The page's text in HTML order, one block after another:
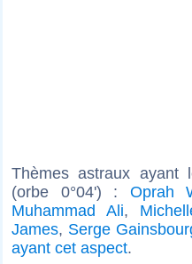
Thèmes astraux ayant
(orbe 0°04') : Oprah
Muhammad Ali,
James, Serge
ayant cet aspect.